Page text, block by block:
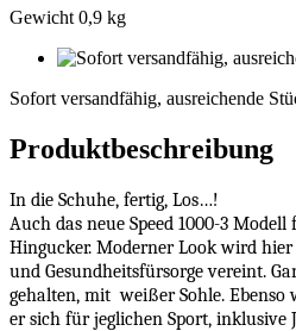
Gewicht 0,9 kg
Sofort versandfähig, ausreichende
Produktbeschreibung
In die Schuhe, fertig, Los…!
Auch das neue Speed 1000-3
Hingucker. Moderner Look wird
und Gesundheitsfürsorge vereint.
gehalten, mit weißer Sohle. Ebenso
er sich für jeglichen Sport, inklusive